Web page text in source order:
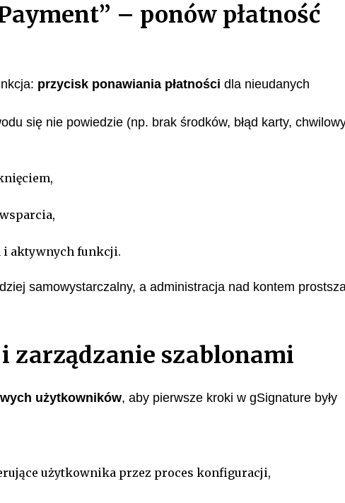
– ponów płatność
przycisk ponawiania płatności dla nieudanych
się nie powiedzie (np. brak środków, błąd karty,
i aktywnych funkcji.
samowystarczalny, a administracja nad kontem
zarządzanie szablonami
użytkowników, aby pierwsze kroki w gSignature były
użytkownika przez proces konfiguracji,